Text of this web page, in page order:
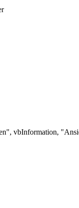
vbInformation,